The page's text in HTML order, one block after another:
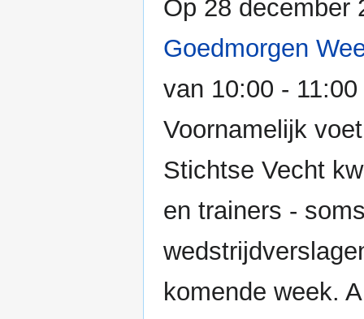
Op 28 december
Goedmorgen
van 10:00 -
Voornamelijk
Stichtse Vecht
en trainers -
komende week.